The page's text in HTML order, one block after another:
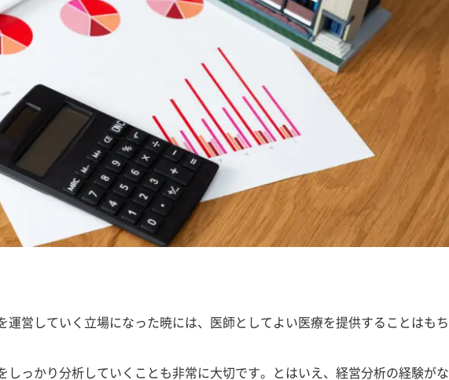
運営していく立場になった暁には、医師としてよい医療を提供することはもち
しっかり分析していくことも非常に大切です。とはいえ、経営分析の経験がな